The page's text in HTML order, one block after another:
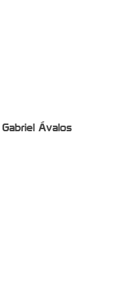
Gabriel Ávalos